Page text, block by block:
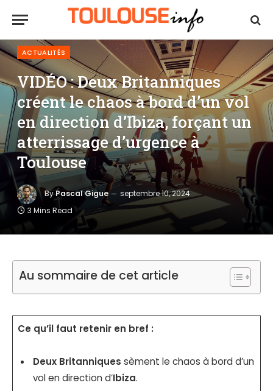
ACTUALITÉS
VIDÉO : Deux Britanniques
créent le chaos à bord d’un vol
en direction d’Ibiza, forçant un
atterrissage d’urgence à
Toulouse
ByPascal Gigue
septembre 10, 2024
3 Mins Read
Au sommaire de cet article
Ce qu’il faut retenir en bref :
Deux Britanniques sèment le chaos à bord d’un
vol en direction d’Ibiza.